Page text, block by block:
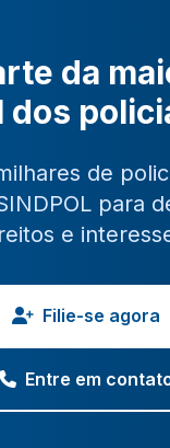
da
dos
de
para
e
Filie-se agora
Entre em